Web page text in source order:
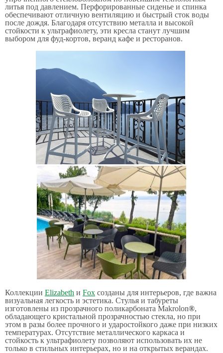
литья под давлением. Перфорированные сиденье и спинка
обеспечивают отличную вентиляцию и быстрый сток воды
после дождя. Благодаря отсутствию металла и высокой
стойкости к ультрафиолету, эти кресла станут лучшим
выбором для фуд-кортов, веранд кафе и ресторанов.
Коллекции Elizabeth и Fox созданы для интерьеров, где важна
визуальная легкость и эстетика. Стулья и табуреты
изготовлены из прозрачного поликарбоната Makrolon®,
обладающего кристальной прозрачностью стекла, но при
этом в разы более прочного и ударостойкого даже при низких
температурах. Отсутствие металлического каркаса и
стойкость к ультрафиолету позволяют использовать их не
только в стильных интерьерах, но и на открытых верандах.